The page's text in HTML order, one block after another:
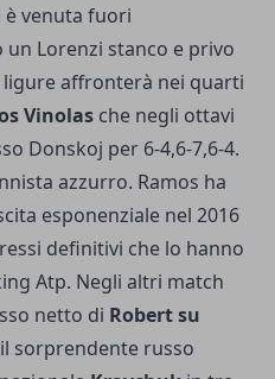
è venuta fuori
Lorenzi stanco e privo
ligure affronterà nei quarti
Vinolas che negli ottavi
Donskoj per 6-4,6-7,6-4.
azzurro. Ramos ha
esponenziale nel 2016
definitivi che lo hanno
Atp. Negli altri match
netto di Robert su
sorprendente russo